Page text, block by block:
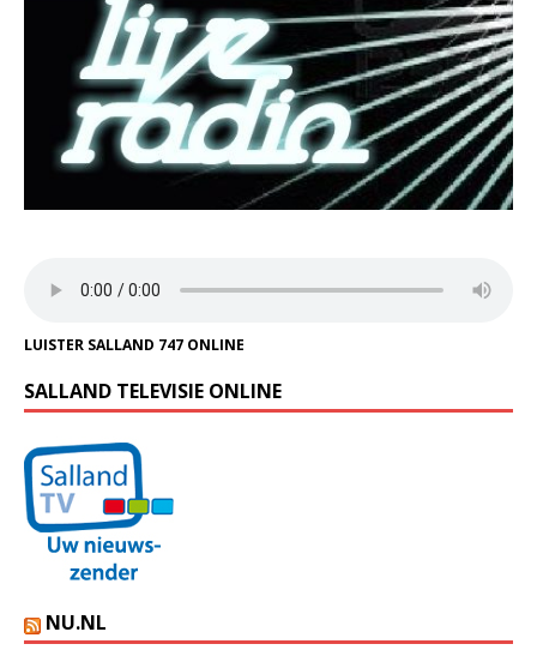
LUISTER SALLAND 747 ONLINE
SALLAND TELEVISIE ONLINE
NU.NL